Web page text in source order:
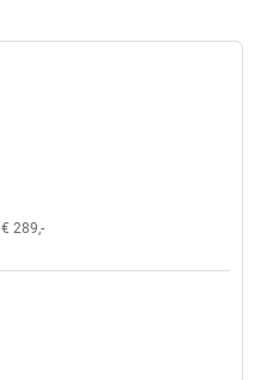
€ 289,-